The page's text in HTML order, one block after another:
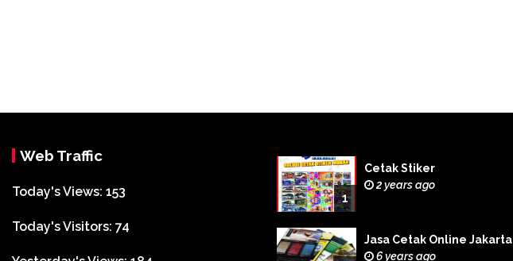
Web Traffic
Today's Views: 153
Today's Visitors: 74
1
Cetak Stiker
2 years ago
Jasa Cetak Online Jakarta
6 years ago